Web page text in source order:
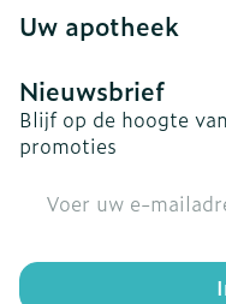
Uw apotheek
Nieuwsbrief
Blijf op de hoogte
promoties